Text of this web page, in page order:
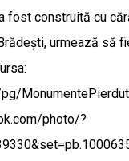
fost construită cu
urmează să
photo/?